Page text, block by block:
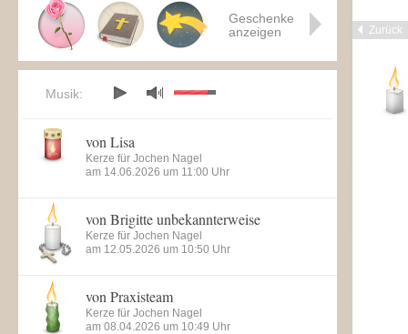
Zurück
Geschenke
anzeigen
Musik:
von Lisa
Kerze für Jochen Nagel
am 14.06.2026 um 11:00 Uhr
von Brigitte unbekannterweise
Kerze für Jochen Nagel
am 12.05.2026 um 10:50 Uhr
von Praxisteam
Kerze für Jochen Nagel
am 08.04.2026 um 10:49 Uhr